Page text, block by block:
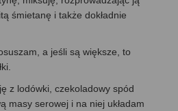
śmietanę i także dokładnie
a jeśli są większe, to
z lodówki, czekoladowy spód
masy serowej i na niej układam